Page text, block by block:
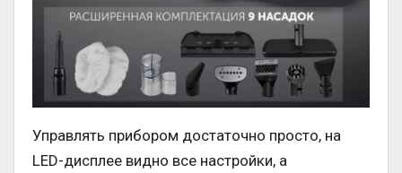
Управлять прибором достаточно просто, на
LED-дисплее видно все настройки, а